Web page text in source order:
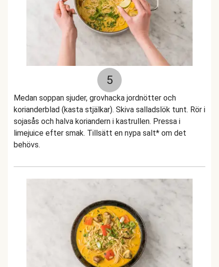
5
Medan soppan sjuder, grovhacka jordnötter och
korianderblad (kasta stjälkar). Skiva salladslök tunt. Rör i
sojasås och halva koriandern i kastrullen. Pressa i
limejuice efter smak. Tillsätt en nypa salt* om det
behövs.